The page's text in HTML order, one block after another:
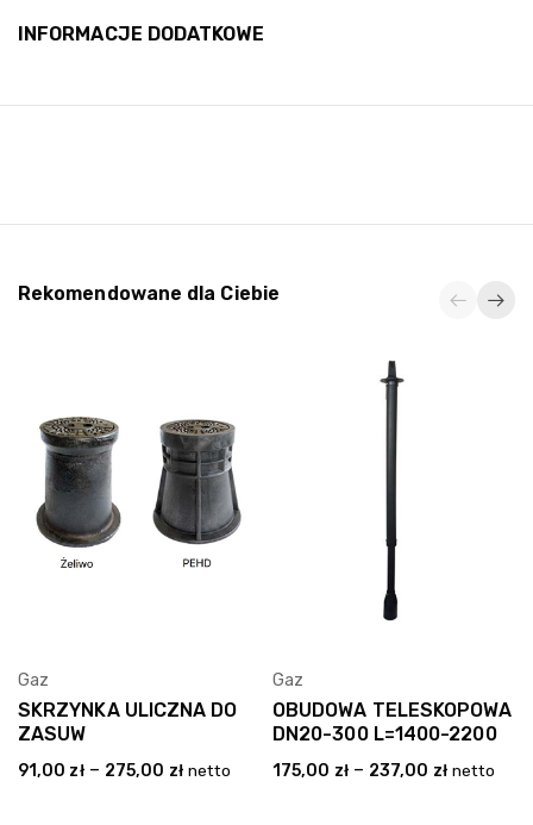
INFORMACJE DODATKOWE
Rekomendowane dla Ciebie
Gaz
SKRZYNKA ULICZNA DO
ZASUW
91,00 zł – 275,00 zł netto
Gaz
OBUDOWA TELESKOPOWA
DN20-300 L=1400-2200
175,00 zł – 237,00 zł netto